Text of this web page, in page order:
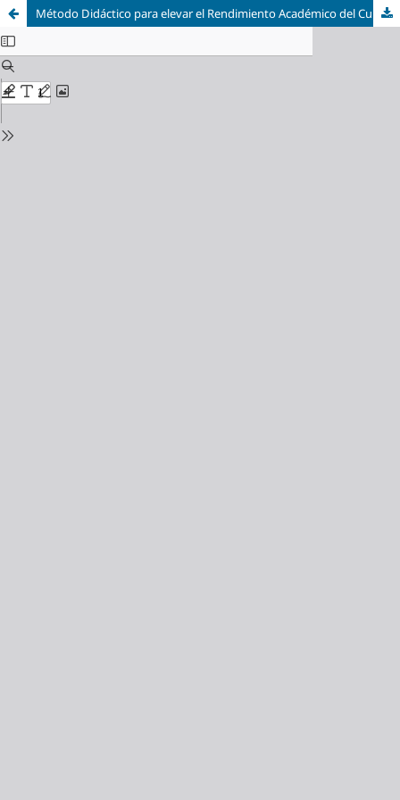
Método Didáctico para elevar el Rendimiento Académico del Curso Química General II en la Facultad de Ingeniería Química-UNT-2009